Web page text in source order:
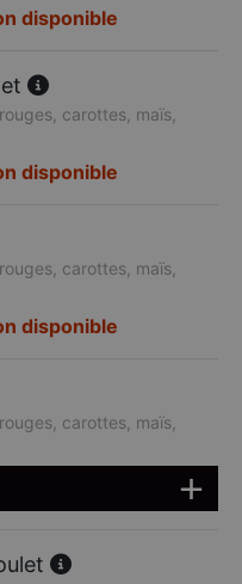
disponible
carottes, maïs,
disponible
carottes, maïs,
disponible
carottes, maïs,